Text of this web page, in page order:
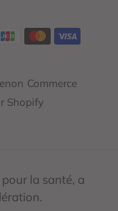
Commerce
Shopify
la santé, a